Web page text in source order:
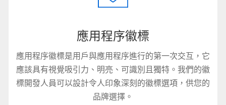
應用程序徽標
應用程序徽標是用戶與應用程序進行的第一次交互，它
應該具有視覺吸引力、明亮、可識別且獨特。我們的徽
標開發人員可以設計令人印象深刻的徽標選項，供您的
品牌選擇。